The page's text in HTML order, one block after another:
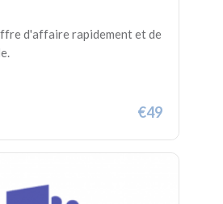
d'affaire rapidement et de
€49